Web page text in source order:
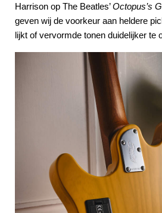
Harrison op The Beatles’Octopus’s
geven wij de voorkeur aan heldere
lijkt of vervormde tonen duidelijker te